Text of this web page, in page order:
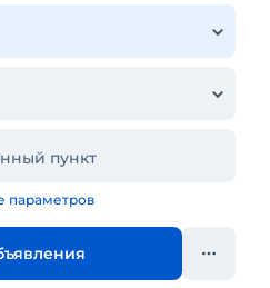
пункт
параметров